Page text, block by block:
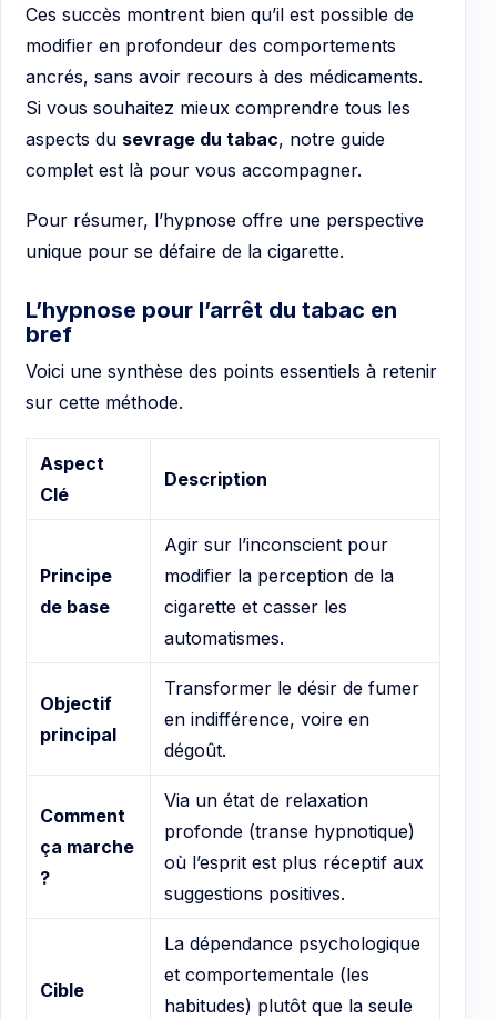
Ces succès montrent bien qu’il est possible de
modifier en profondeur des comportements
ancrés, sans avoir recours à des médicaments.
Si vous souhaitez mieux comprendre tous les
aspects du sevrage du tabac, notre guide
complet est là pour vous accompagner.
Pour résumer, l’hypnose offre une perspective
unique pour se défaire de la cigarette.
L’hypnose pour l’arrêt du tabac en
bref
Voici une synthèse des points essentiels à retenir
sur cette méthode.
Aspect
Clé
Description
Principe
de base
Agir sur l’inconscient pour
modifier la perception de la
cigarette et casser les
automatismes.
Objectif
principal
Transformer le désir de fumer
en indifférence, voire en
dégoût.
Comment
ça marche
?
Via un état de relaxation
profonde (transe hypnotique)
où l’esprit est plus réceptif aux
suggestions positives.
Cible
La dépendance psychologique
et comportementale (les
habitudes) plutôt que la seule